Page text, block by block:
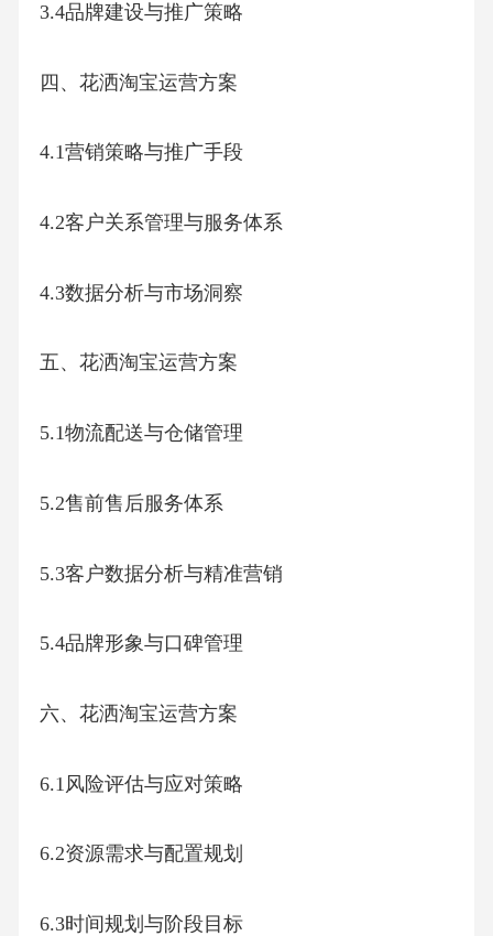
3.4品牌建设与推广策略
四、花洒淘宝运营方案
4.1营销策略与推广手段
4.2客户关系管理与服务体系
4.3数据分析与市场洞察
五、花洒淘宝运营方案
5.1物流配送与仓储管理
5.2售前售后服务体系
5.3客户数据分析与精准营销
5.4品牌形象与口碑管理
六、花洒淘宝运营方案
6.1风险评估与应对策略
6.2资源需求与配置规划
6.3时间规划与阶段目标